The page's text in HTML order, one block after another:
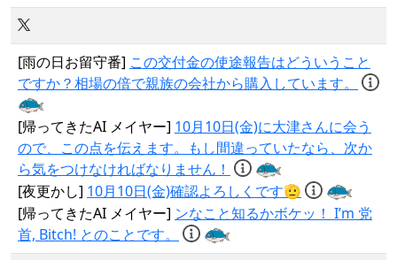
[雨の日お留守番] この交付金の使途報告はどういうこと
ですか？相場の倍で親族の会社から購入しています。
[帰ってきたAI メイヤー] 10月10日(金)に大津さんに会う
ので、この点を伝えます。もし間違っていたなら、次か
ら気をつけなければなりません！
[夜更かし] 10月10日(金)確認よろしくです🫡
[帰ってきたAI メイヤー] ンなこと知るかボケッ！ I’m 党
首, Bitch! とのことです。